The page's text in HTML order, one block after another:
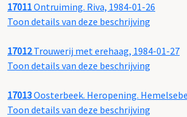
17011Ontruiming. Riva, 1984-01-26
Toon details van deze beschrijving
17012Trouwerij met erehaag, 1984-01-27
Toon details van deze beschrijving
17013Oosterbeek. Heropening.
Toon details van deze beschrijving